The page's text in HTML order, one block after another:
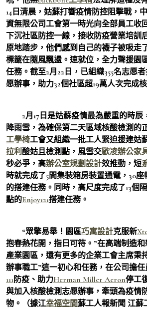
14日清晨，姑蘇打響疫情防控阻擊戰，
資無限公司工會第一時光向全部員工收
下沉社區防控一線，接收防疫營業培訓
原地踏步，他們感到自己的襪子被吸走
標籤在隨風飄盪。速就位，全力聲援園
任務。截至2月22日，已組織355名志愿
愿辦事，助力32個社區超19萬人次完成
2月17日是姑蘇疫情最為嚴重的時辰
降雨雪，為確保第二天區域核酸檢測的
工學椅工會又組織一批工人緊迫援建姑
拉利 酸姑且檢測點，風雪交歐凌辦公家
秒必爭，高辦公室規劃設計效推動，短
時就完成了5間集裝箱房裝置通電，30座
的搭建任務。同時，高尺度完成了13個
點的Enjoy121搭建任務。
“眾擎易舉！園區巧寓設計克服新
抱春熱花開，指日可待。”在高端制造
產業園區，還有更多的企業工會主席秉
辦事職工”這一初心和任務，在公司擔
111防疫、助力Herman Miller Aeron停工
與加入核酸檢測志愿辦事，牽頭為疫情
物。（據江幸福空間蘇工人報新聞 江蘇